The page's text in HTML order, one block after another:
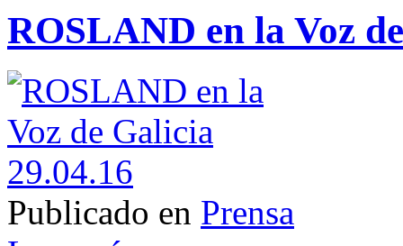
ROSLAND en la Voz
Publicado en Prensa